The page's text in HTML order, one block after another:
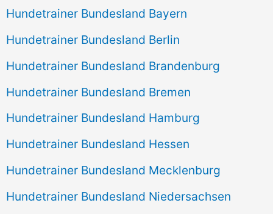
Hundetrainer Bundesland Bayern
Hundetrainer Bundesland Berlin
Hundetrainer Bundesland Brandenburg
Hundetrainer Bundesland Bremen
Hundetrainer Bundesland Hamburg
Hundetrainer Bundesland Hessen
Hundetrainer Bundesland Mecklenburg
Hundetrainer Bundesland Niedersachsen